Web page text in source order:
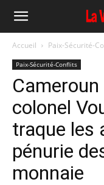
Accueil Paix-Sécurité-
Paix-Sécurité-Conflits
colonel
traque les
pénurie
monnaie